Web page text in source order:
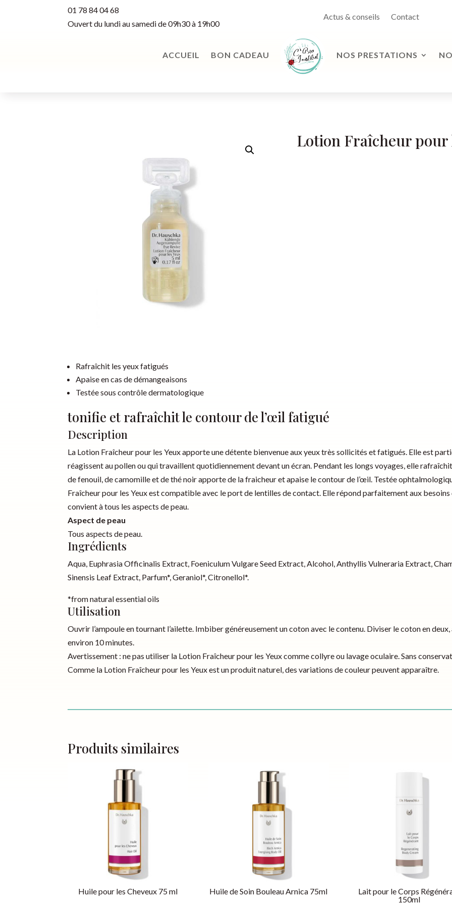
01 78 84 04 68
Ouvert du lundi au samedi de 09h30 à 19h00
Actus & conseils Contact
ACCUEIL BON CADEAU NOS PRESTATIONS
Lotion Fraîcheur pour
Rafraîchit les yeux fatigués
Apaise en cas de démangeaisons
Testée sous contrôle dermatologique
tonifie et rafraîchit le contour de l’œil fatigué
Description
La Lotion Fraîcheur pour les Yeuxapporte une détente bienvenue aux yeux très sollicités et fatigués. Elle est
réagissent au pollen ou qui travaillent quotidiennement devant un écran. Pendant les longs voyages, elle rafraîchit
de fenouil, de camomille et de thé noir apporte de la fraicheur et apaise le contour de l’œil. Testée
Fraîcheur pour les Yeuxest compatible avec le port de lentilles de contact. Elle répond parfaitement aux
convient à tous les aspects de peau.
Aspect de peau
Tous aspects de peau.
Ingrédients
Aqua, Euphrasia Officinalis Extract, Foeniculum Vulgare Seed Extract, Alcohol, Anthyllis Vulneraria Extract,
Sinensis Leaf Extract, Parfum*, Geraniol*, Citronellol*.
*from natural essential oils
Utilisation
Ouvrir l’ampoule en tournant l’ailette. Imbiber généreusement un coton avec le contenu. Diviser le coton en
environ 10 minutes.
Avertissement : ne pas utiliser la Lotion Fraîcheur pour les Yeuxcomme collyre ou lavage oculaire. Sans
Comme la Lotion Fraîcheur pour les Yeuxest un produit naturel, des variations de couleur peuvent apparaître.
Produits similaires
Huile pour les Cheveux 75 ml Huile de Soin Bouleau Arnica 75ml
Lait pour le Corps
150ml